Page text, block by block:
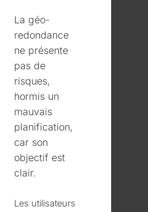
La géo-
redondance
ne présente
pas de
risques,
hormis un
mauvais
planification,
car son
objectif est
clair.
Les utilisateurs